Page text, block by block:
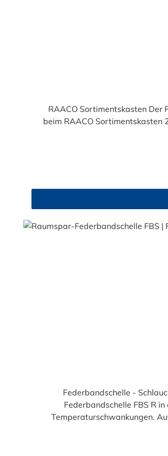
Durchschnittliche Bewertung von 5
RAACO Sortimentskasten Der
beim RAACO Sortimentskasten
Produktgalerie überspringen
Durchschnittliche Bewertung von
Federbandschelle -
Federbandschelle FBS R
Temperaturschwankungen.
Bauräumen / Motorräumen)
Chemikalienschutz dank der